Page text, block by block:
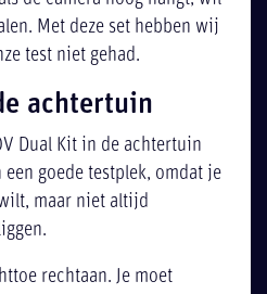
Met deze set hebben wij
test niet gehad.
achtertuin
Dual Kit in de achtertuin
een goede testplek, omdat je
maar niet altijd
rechtaan. Je moet